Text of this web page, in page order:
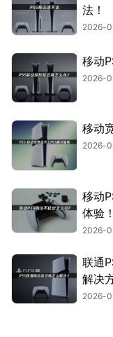
法！
2026-
移动
2026-
移动
2026-
移动
体验！
2026-
联通
解决
2026-